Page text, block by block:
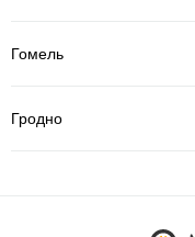
Гомель
Гродно